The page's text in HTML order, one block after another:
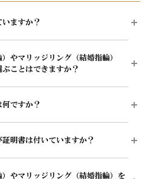
ますか？
輪）約550種類、その他セットリン
ライダルジュエリーを中心に、ネック
ジュエリーを取り扱っています。
や在庫状況が異なるため、気になる商
指輪）の一覧ページはこちら
やマリッジリング（結婚指輪）
ことはできますか？
輪）の購入方法として、ダイヤモン
シェルジュがご提案いたします。
指輪）のオーダーシステムはこちら
ですか？
を確認できるシステムで、エクセルコ
明書は付いていますか？
す「鑑定書（グレーディング・レポー
やマリッジリング（結婚指輪）を